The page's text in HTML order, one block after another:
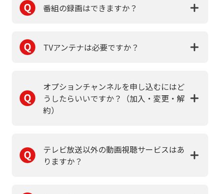
番組の録画はできますか？
TVアンテナは必要ですか？
オプションチャンネルを申し込むにはど
うしたらいいですか？（加入・変更・解
約）
テレビ放送以外の動画視聴サービスはあ
りますか？